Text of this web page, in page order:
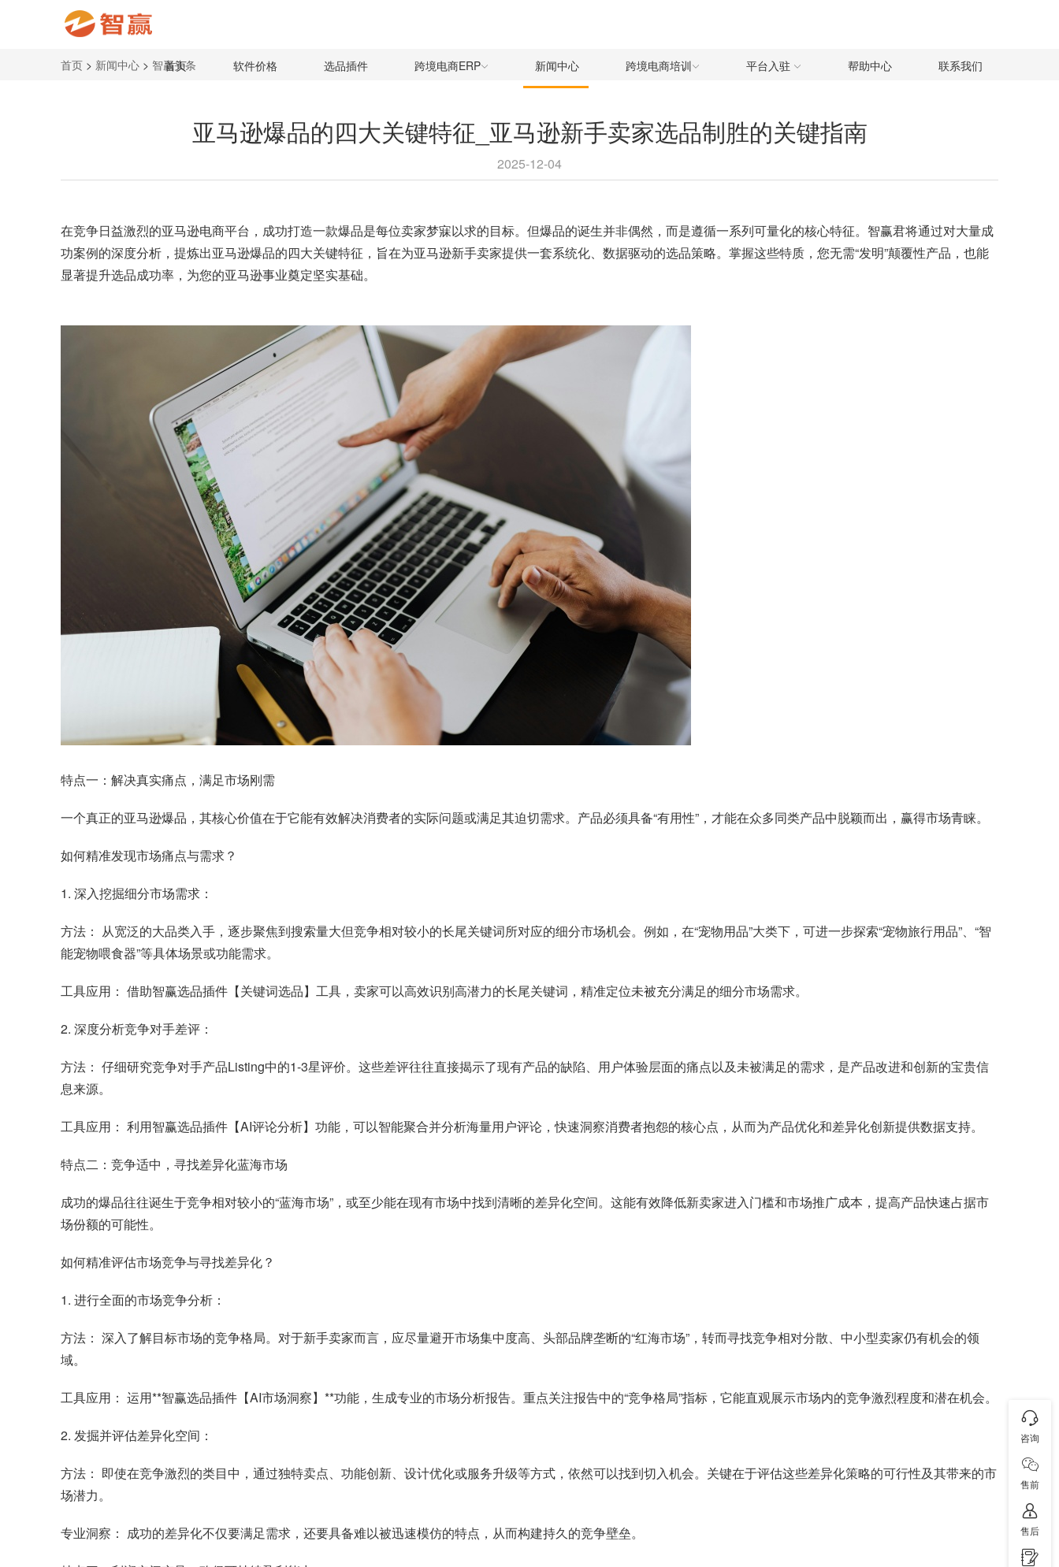
首页 软件价格 选品插件 跨境电商ERP 新闻中心 跨境电商培训 平台入驻 帮助中心 联系我们
首页 > 新闻中心 > 智赢头条
亚马逊爆品的四大关键特征_亚马逊新手卖家选品制胜的关键指南
2025-12-04
在竞争日益激烈的亚马逊电商平台，成功打造一款爆品是每位卖家梦寐以求的目标。但爆品的诞生并非偶然，而是遵循一系列可量化的核心特征。智赢君将通过对大量成
功案例的深度分析，提炼出亚马逊爆品的四大关键特征，旨在为亚马逊新手卖家提供一套系统化、数据驱动的选品策略。掌握这些特质，您无需“发明”颠覆性产品，也能
显著提升选品成功率，为您的亚马逊事业奠定坚实基础。
特点一：解决真实痛点，满足市场刚需
一个真正的亚马逊爆品，其核心价值在于它能有效解决消费者的实际问题或满足其迫切需求。产品必须具备“有用性”，才能在众多同类产品中脱颖而出，赢得市场青睐。
如何精准发现市场痛点与需求？
1. 深入挖掘细分市场需求：
方法： 从宽泛的大品类入手，逐步聚焦到搜索量大但竞争相对较小的长尾关键词所对应的细分市场机会。例如，在“宠物用品”大类下，可进一步探索“宠物旅行用品”、“智
能宠物喂食器”等具体场景或功能需求。
工具应用： 借助智赢选品插件 【关键词选品】工具，卖家可以高效识别高潜力的长尾关键词，精准定位未被充分满足的细分市场需求。
2. 深度分析竞争对手差评：
方法： 仔细研究竞争对手产品Listing中的1-3星评价。这些差评往往直接揭示了现有产品的缺陷、用户体验层面的痛点以及未被满足的需求，是产品改进和创新的宝贵信
息来源。
工具应用： 利用智赢选品插件【AI评论分析】功能，可以智能聚合并分析海量用户评论，快速洞察消费者抱怨的核心点，从而为产品优化和差异化创新提供数据支持。
特点二：竞争适中，寻找差异化蓝海市场
成功的爆品往往诞生于竞争相对较小的“蓝海市场”，或至少能在现有市场中找到清晰的差异化空间。这能有效降低新卖家进入门槛和市场推广成本，提高产品快速占据市
场份额的可能性。
如何精准评估市场竞争与寻找差异化？
1. 进行全面的市场竞争分析：
方法： 深入了解目标市场的竞争格局。对于新手卖家而言，应尽量避开市场集中度高、头部品牌垄断的“红海市场”，转而寻找竞争相对分散、中小型卖家仍有机会的领
域。
工具应用： 运用**智赢选品插件【AI市场洞察】**功能，生成专业的市场分析报告。重点关注报告中的“竞争格局”指标，它能直观展示市场内的竞争激烈程度和潜在机会。
2. 发掘并评估差异化空间：
方法： 即使在竞争激烈的类目中，通过独特卖点、功能创新、设计优化或服务升级等方式，依然可以找到切入机会。关键在于评估这些差异化策略的可行性及其带来的市
场潜力。
专业洞察： 成功的差异化不仅要满足需求，还要具备难以被迅速模仿的特点，从而构建持久的竞争壁垒。
咨询
售前
售后